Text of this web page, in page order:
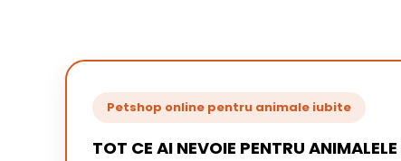
Petshop online pentru animale iubite
TOT CE AI NEVOIE PENTRU ANIMALELE